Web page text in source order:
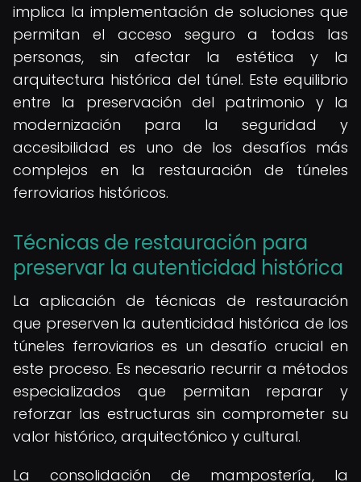
implica la implementación de soluciones que
permitan el acceso seguro a todas las
personas, sin afectar la estética y la
arquitectura histórica del túnel. Este equilibrio
entre la preservación del patrimonio y la
modernización para la seguridad y
accesibilidad es uno de los desafíos más
complejos en la restauración de túneles
ferroviarios históricos.
Técnicas de restauración para
preservar la autenticidad histórica
La aplicación de técnicas de restauración
que preserven la autenticidad histórica de los
túneles ferroviarios es un desafío crucial en
este proceso. Es necesario recurrir a métodos
especializados que permitan reparar y
reforzar las estructuras sin comprometer su
valor histórico, arquitectónico y cultural.
La consolidación de mampostería, la